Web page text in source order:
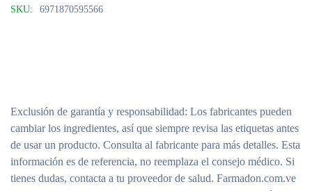
SKU:
6971870595566
Exclusión de garantía y responsabilidad: Los fabricantes pueden
cambiar los ingredientes, así que siempre revisa las etiquetas antes
de usar un producto. Consulta al fabricante para más detalles. Esta
información es de referencia, no reemplaza el consejo médico. Si
tienes dudas, contacta a tu proveedor de salud. Farmadon.com.ve